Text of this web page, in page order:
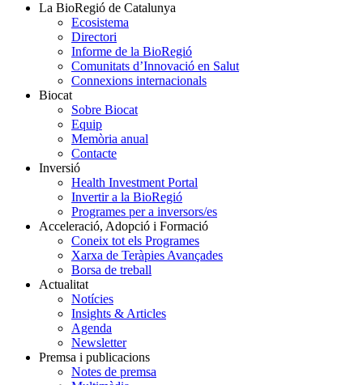
La BioRegió de Catalunya
Ecosistema
Directori
Informe de la BioRegió
Comunitats d’Innovació en Salut
Connexions internacionals
Biocat
Sobre Biocat
Equip
Memòria anual
Contacte
Inversió
Health Investment Portal
Invertir a la BioRegió
Programes per a inversors/es
Acceleració, Adopció i Formació
Coneix tot els Programes
Xarxa de Teràpies Avançades
Borsa de treball
Actualitat
Notícies
Insights & Articles
Agenda
Newsletter
Premsa i publicacions
Notes de premsa